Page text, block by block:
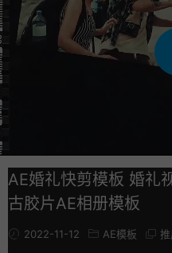
AE婚礼快剪模板 婚礼
古胶片AE相册模板
2022-11-12 AE模板